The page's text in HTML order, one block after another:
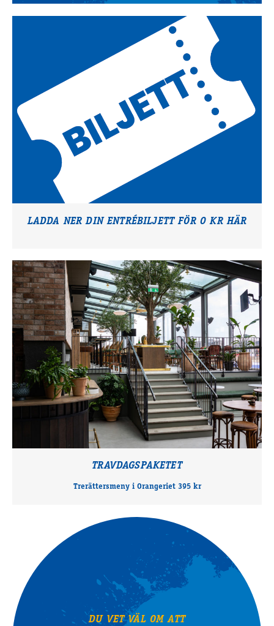
LADDA NER DIN ENTRÉBILJETT FÖR 0 KR HÄR
TRAVDAGSPAKETET
Trerättersmeny i Orangeriet 395 kr
DU VET VÄL OM ATT